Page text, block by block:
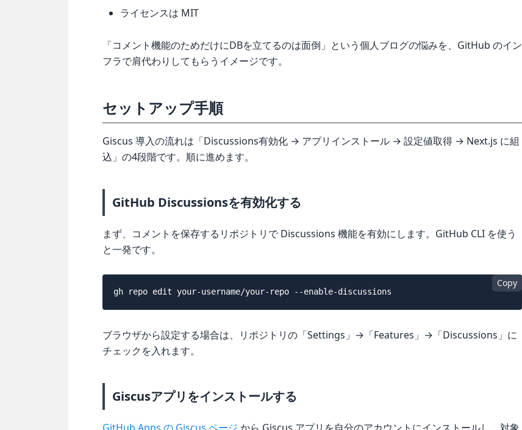
ライセンスは MIT
「コメント機能のためだけにDBを立てるのは面倒」という個人ブログの悩みを、GitHub のイン
フラで肩代わりしてもらうイメージです。
セットアップ手順
Giscus 導入の流れは「Discussions有効化 → アプリインストール → 設定値取得 → Next.js に組
込」の4段階です。順に進めます。
GitHub Discussionsを有効化する
まず、コメントを保存するリポジトリで Discussions 機能を有効にします。GitHub CLI を使う
と一発です。
Copy
ブラウザから設定する場合は、リポジトリの「Settings」→「Features」→「Discussions」に
チェックを入れます。
Giscusアプリをインストールする